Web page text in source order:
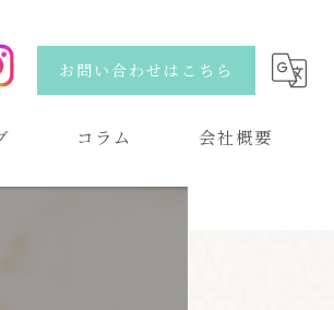
お問い合わせはこちら
コラム 会社概要